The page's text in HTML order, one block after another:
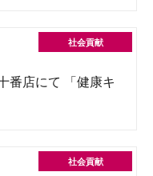
番店にて 「健康キ